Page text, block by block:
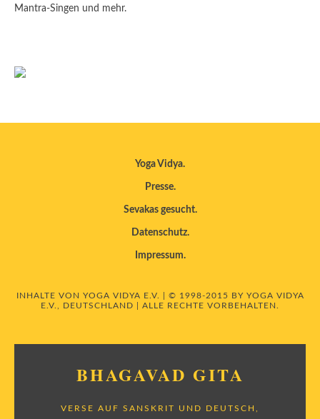
Mantra-Singen und mehr.
Yoga Vidya
Presse
Sevakas gesucht
Datenschutz
Impressum
INHALTE VON YOGA VIDYA E.V. | © 1998-2015 BY YOGA VIDYA
E.V., DEUTSCHLAND | ALLE RECHTE VORBEHALTEN.
BHAGAVAD GITA
VERSE AUF SANSKRIT UND DEUTSCH,